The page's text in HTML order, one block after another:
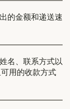
的金额和递送速
名、联系方式以
用的收款方式